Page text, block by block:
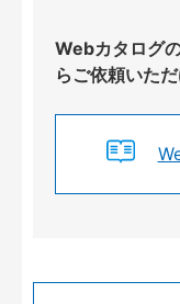
Webカタログ
らご依頼いただ